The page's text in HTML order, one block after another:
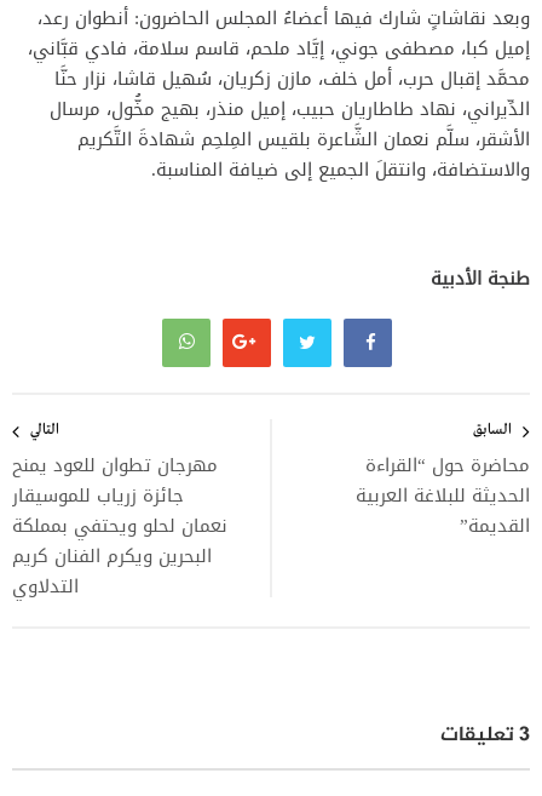
وبعد نقاشاتٍ شارك فيها أعضاءُ المجلس الحاضرون: أنطوان رعد،
إميل كبا، مصطفى جوني، إيَّاد ملحم، قاسم سلامة، فادي قبَّاني،
محمَّد إقبال حرب، أمل خلف، مازن زكريان، سُهيل قاشا، نزار حنَّا
الدِّيراني، نهاد طاطاريان حبيب، إميل منذر، بهيج مخُّول، مرسال
الأشقر، سلَّم نعمان الشَّاعرة بلقيس المِلحِم شهادةَ التَّكريم
والاستضافة، وانتقلَ الجميع إلى ضيافة المناسبة.
طنجة الأدبية
المقالات
السابق
محاضرة حول “القراءة
الحديثة للبلاغة العربية
القديمة”
التالي
مهرجان تطوان للعود يمنح
جائزة زرياب للموسيقار
نعمان لحلو ويحتفي بمملكة
البحرين ويكرم الفنان كريم
التدلاوي
3 تعليقات